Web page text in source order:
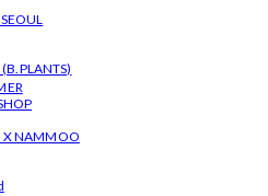
X NAMMOO